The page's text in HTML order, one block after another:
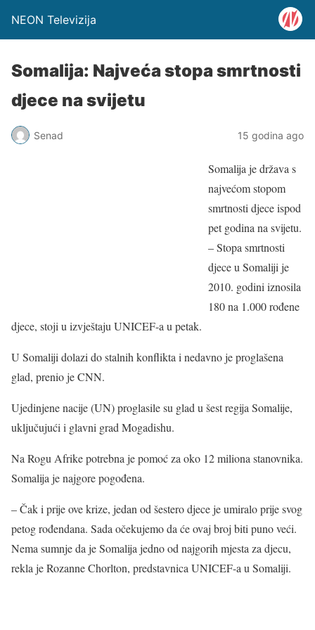
NEON Televizija
Somalija: Najveća stopa smrtnosti
djece na svijetu
Senad 15 godina ago
Somalija je država s
najvećom stopom
smrtnosti djece ispod
pet godina na svijetu.
– Stopa smrtnosti
djece u Somaliji je
2010. godini iznosila
180 na 1.000 rođene
djece, stoji u izvještaju UNICEF-a u petak.
U Somaliji dolazi do stalnih konflikta i nedavno je proglašena
glad, prenio je CNN.
Ujedinjene nacije (UN) proglasile su glad u šest regija Somalije,
uključujući i glavni grad Mogadishu.
Na Rogu Afrike potrebna je pomoć za oko 12 miliona stanovnika.
Somalija je najgore pogođena.
– Čak i prije ove krize, jedan od šestero djece je umiralo prije svog
petog rođendana. Sada očekujemo da će ovaj broj biti puno veći.
Nema sumnje da je Somalija jedno od najgorih mjesta za djecu,
rekla je Rozanne Chorlton, predstavnica UNICEF-a u Somaliji.